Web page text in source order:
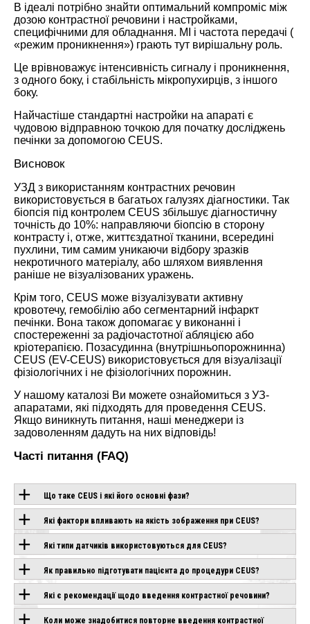
В ідеалі потрібно знайти оптимальний компроміс між
дозою контрастної речовини і настройками,
специфічними для обладнання. МІ і частота передачі (
«режим проникнення») грають тут вирішальну роль.
Це врівноважує інтенсивність сигналу і проникнення,
з одного боку, і стабільність мікропухирців, з іншого
боку.
Найчастіше стандартні настройки на апараті є
чудовою відправною точкою для початку досліджень
печінки за допомогою CEUS.
Висновок
УЗД з використанням контрастних речовин
використовується в багатьох галузях діагностики. Так
біопсія під контролем CEUS збільшує діагностичну
точність до 10%: направляючи біопсію в сторону
контрасту і, отже, життєздатної тканини, всередині
пухлини, тим самим уникаючи відбору зразків
некротичного матеріалу, або шляхом виявлення
раніше не візуалізованих уражень.
Крім того, CEUS може візуалізувати активну
кровотечу, гемобілію або сегментарний інфаркт
печінки. Вона також допомагає у виконанні і
спостереженні за радіочастотної абляцією або
кріотерапією. Позасудинна (внутрішньопорожнинна)
CEUS (EV-CEUS) використовується для візуалізації
фізіологічних і не фізіологічних порожнин.
У нашому каталозі Ви можете ознайомиться з УЗ-
апаратами, які підходять для проведення CEUS.
Якщо виникнуть питання, наші менеджери із
задоволенням дадуть на них відповідь!
Часті питання (FAQ)
Що таке CEUS і які його основні фази?
Які фактори впливають на якість зображення при CEUS?
Які типи датчиків використовуються для CEUS?
Як правильно підготувати пацієнта до процедури CEUS?
Які є рекомендації щодо введення контрастної речовини?
Коли може знадобитися повторне введення контрастної
ОБЛАДНАННЯ З
ЦІЄЮ
ТЕХНОЛОГІЄЮ